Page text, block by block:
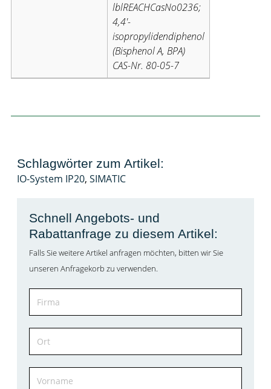
lblREACHCasNo0236;
4,4′-
isopropylidendiphenol
(Bisphenol A, BPA)
CAS-Nr. 80-05-7
Schlagwörter zum Artikel:
IO-System IP20, SIMATIC
Schnell Angebots- und
Rabattanfrage zu diesem Artikel:
Falls Sie weitere Artikel anfragen möchten, bitten wir Sie
unseren Anfragekorb zu verwenden.